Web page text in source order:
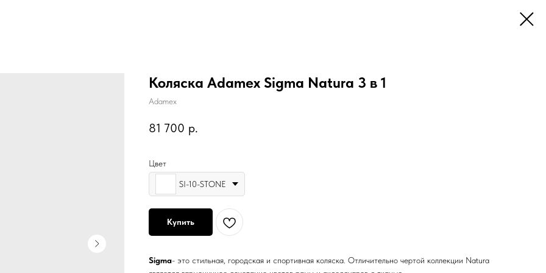
Коляска Adamex Sigma Natura 3 в 1
Adamex
81 700 р.
Цвет
SI-10-STONE
Купить
Sigma- это стильная, городская и спортивная коляска. Отличительно чертой коллекции Natura